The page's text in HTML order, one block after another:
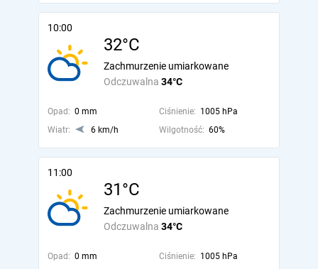
10:00
32°C
Odczuwalna 34°C
Zachmurzenie umiarkowane
Opad: 0 mm Ciśnienie: 1005 hPa
Wiatr:
6 km/h Wilgotność: 60%
11:00
31°C
Odczuwalna 34°C
Zachmurzenie umiarkowane
Opad: 0 mm Ciśnienie: 1005 hPa